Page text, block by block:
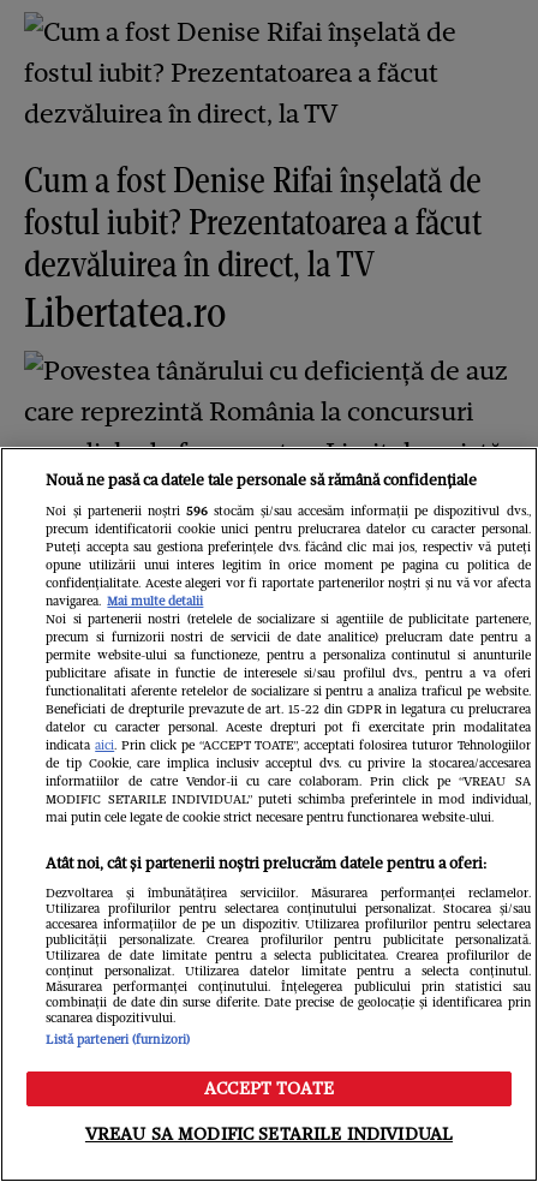
Cum a fost Denise Rifai înșelată de
fostul iubit? Prezentatoarea a făcut
dezvăluirea în direct, la TV
Libertatea.ro
Povestea tânărului cu deficiență de
auz care reprezintă România la
concursuri mondiale de frumusețe:
„Limitele există doar atunci când
renunțăm la visurile noastre”
Meniu Caută
Nouă ne pasă ca datele tale personale să rămână confidențiale
Noi și partenerii noștri 596stocăm și/sau accesăm informații pe dispozitivul dvs.,
precum identificatorii cookie unici pentru prelucrarea datelor cu caracter personal.
Puteți accepta sau gestiona preferințele dvs. făcând clic mai jos, respectiv vă puteți
opune utilizării unui interes legitim în orice moment pe pagina cu politica de
confidențialitate. Aceste alegeri vor fi raportate partenerilor noștri și nu vă vor afecta
navigarea. Mai multe detalii
Noi si partenerii nostri (retelele de socializare si agentiile de publicitate partenere,
precum si furnizorii nostri de servicii de date analitice) prelucram date pentru a
permite website-ului sa functioneze, pentru a personaliza continutul si anunturile
publicitare afisate in functie de interesele si/sau profilul dvs., pentru a va oferi
functionalitati aferente retelelor de socializare si pentru a analiza traficul pe website.
Beneficiati de drepturile prevazute de art. 15-22 din GDPR in legatura cu prelucrarea
datelor cu caracter personal. Aceste drepturi pot fi exercitate prin modalitatea
indicataaici. Prin click pe “ACCEPT TOATE”, acceptati folosirea tuturor Tehnologiilor
de tip Cookie, care implica inclusiv acceptul dvs. cu privire la stocarea/accesarea
informatiilor de catre Vendor-ii cu care colaboram. Prin click pe “VREAU SA
MODIFIC SETARILE INDIVIDUAL” puteti schimba preferintele in mod individual,
mai putin cele legate de cookie strict necesare pentru functionarea website-ului.
Atât noi, cât și partenerii noștri prelucrăm datele pentru a oferi:
Dezvoltarea și îmbunătățirea serviciilor. Măsurarea performanței reclamelor.
Utilizarea profilurilor pentru selectarea conținutului personalizat. Stocarea și/sau
accesarea informațiilor de pe un dispozitiv. Utilizarea profilurilor pentru selectarea
publicității personalizate. Crearea profilurilor pentru publicitate personalizată.
Utilizarea de date limitate pentru a selecta publicitatea. Crearea profilurilor de
conținut personalizat. Utilizarea datelor limitate pentru a selecta conținutul.
Măsurarea performanței conținutului. Înțelegerea publicului prin statistici sau
combinații de date din surse diferite. Date precise de geolocație și identificarea prin
scanarea dispozitivului.
Listă parteneri (furnizori)
ACCEPT TOATE
VREAU SA MODIFIC SETARILE INDIVIDUAL